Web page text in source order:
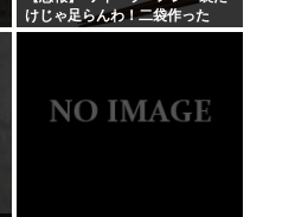
けじゃ足らんわ！二袋作った
ろ！」→結果ｗｗｗ